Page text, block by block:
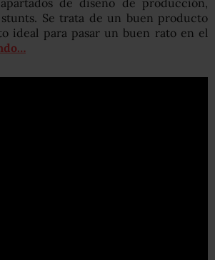
stunts. Se trata de un buen producto
ideal para pasar un buen rato en el